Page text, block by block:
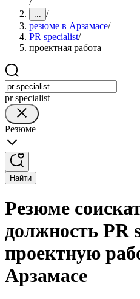
/
... /
резюме в Арзамасе/
PR specialist/
проектная работа
pr specialist
Резюме
Найти
Резюме
должность PR
проектную
Арзамасе